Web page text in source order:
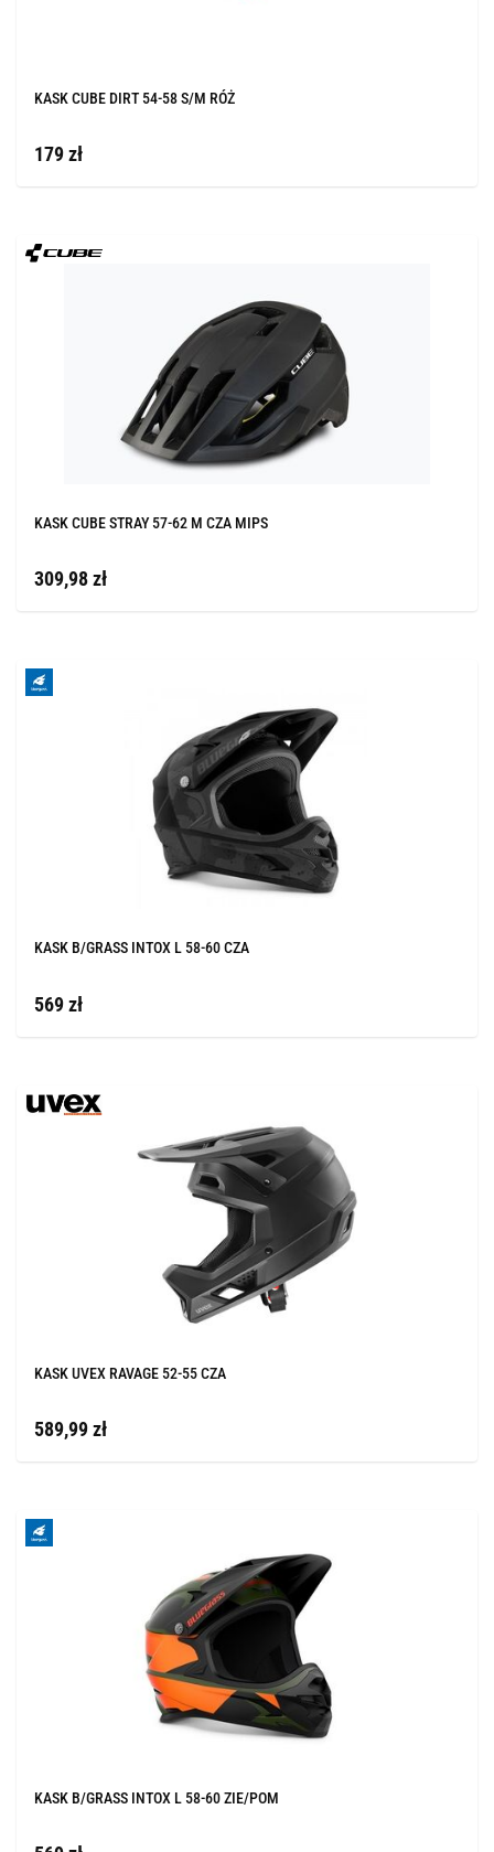
KASK CUBE DIRT 54-58 S/M RÓŻ
179 zł
KASK CUBE STRAY 57-62 M CZA MIPS
309,98 zł
KASK B/GRASS INTOX L 58-60 CZA
569 zł
KASK UVEX RAVAGE 52-55 CZA
589,99 zł
KASK B/GRASS INTOX L 58-60 ZIE/POM